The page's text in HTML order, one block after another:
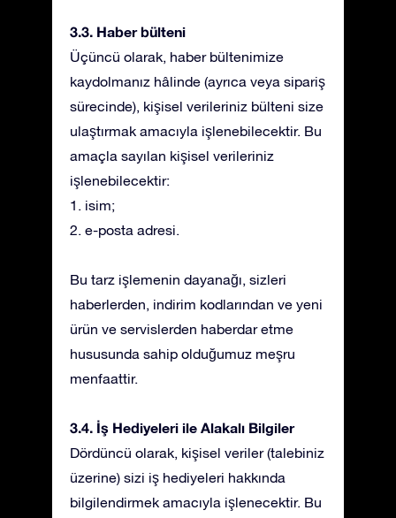
3.3. Haber bülteni
Üçüncü olarak, haber bültenimize
kaydolmanız hâlinde (ayrıca veya sipariş
sürecinde), kişisel verileriniz bülteni size
ulaştırmak amacıyla işlenebilecektir. Bu
amaçla sayılan kişisel verileriniz
işlenebilecektir:
1. isim;
2. e-posta adresi.
Bu tarz işlemenin dayanağı, sizleri
haberlerden, indirim kodlarından ve yeni
ürün ve servislerden haberdar etme
hususunda sahip olduğumuz meşru
menfaattir.
3.4. İş Hediyeleri ile Alakalı Bilgiler
Dördüncü olarak, kişisel veriler (talebiniz
üzerine) sizi iş hediyeleri hakkında
bilgilendirmek amacıyla işlenecektir. Bu